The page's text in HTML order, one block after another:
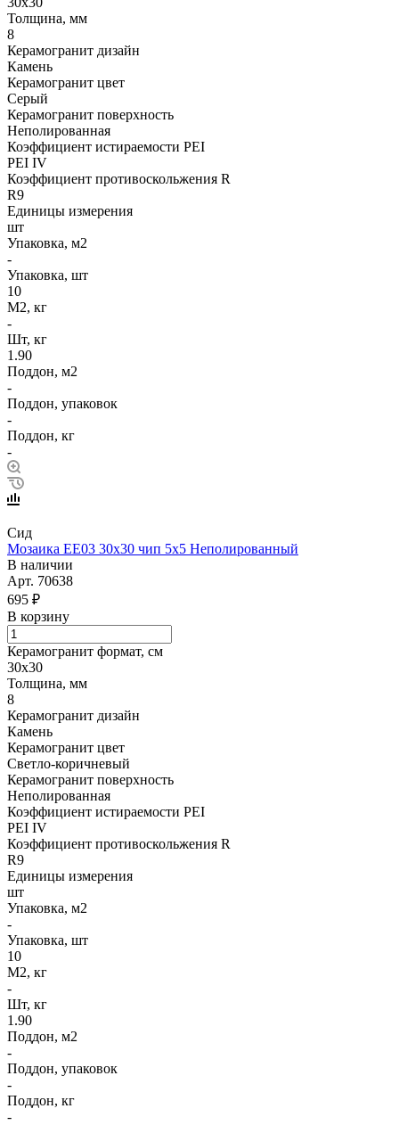
Толщина, мм
8
Керамогранит дизайн
Камень
Керамогранит цвет
Серый
Керамогранит поверхность
Неполированная
Коэффициент истираемости PEI
PEI IV
Коэффициент противоскольжения R
R9
Единицы измерения
шт
Упаковка, м2
-
Упаковка, шт
10
М2, кг
-
Шт, кг
1.90
Поддон, м2
-
Поддон, упаковок
-
Поддон, кг
-
Сид
Мозаика EE03 30х30 чип 5х5 Неполированный
В наличии
Арт. 70638
695 ₽
В корзину
Керамогранит формат, см
30х30
Толщина, мм
8
Керамогранит дизайн
Камень
Керамогранит цвет
Светло-коричневый
Керамогранит поверхность
Неполированная
Коэффициент истираемости PEI
PEI IV
Коэффициент противоскольжения R
R9
Единицы измерения
шт
Упаковка, м2
-
Упаковка, шт
10
М2, кг
-
Шт, кг
1.90
Поддон, м2
-
Поддон, упаковок
-
Поддон, кг
-